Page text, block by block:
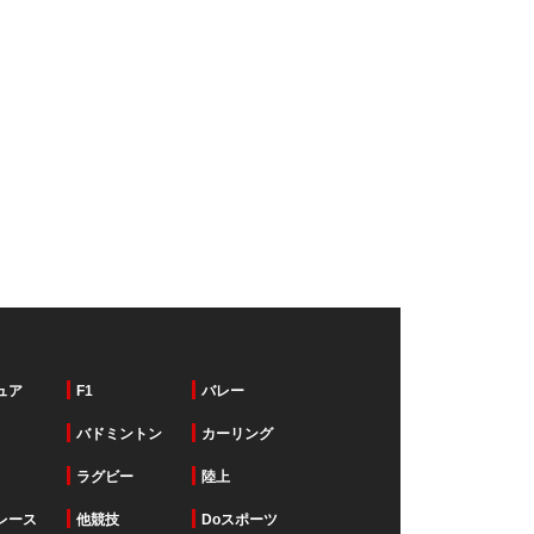
ア F1 バレー
バドミントン カーリング
ラグビー 陸上
ース 他競技 Doスポーツ